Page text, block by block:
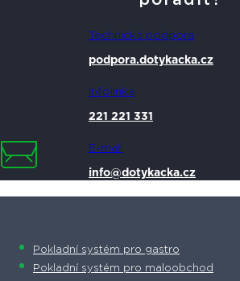
Technická podpora
podpora.dotykacka.cz
Infolinka
221 221 331
E-mail
info@dotykacka.cz
Pokladní systém pro gastro
Pokladní systém pro maloobchod